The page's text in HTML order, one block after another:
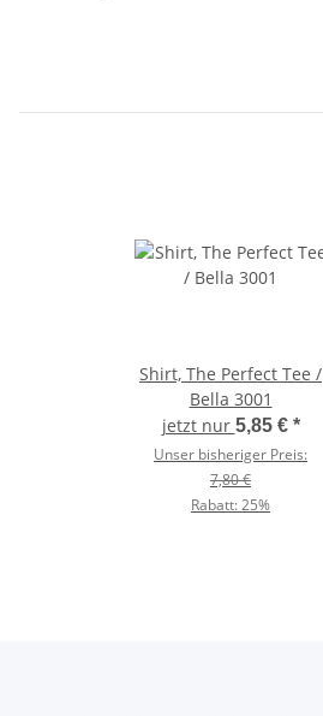
Shirt, The Perfect Tee /
Bella 3001
jetzt nur 5,85 € *
Unser bisheriger Preis:
7,80 €
Rabatt:25%